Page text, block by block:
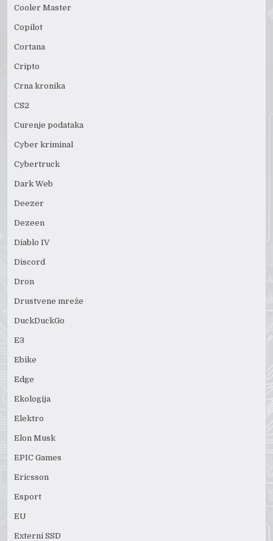
Cooler Master
Copilot
Cortana
Cripto
Crna kronika
CS2
Curenje podataka
Cyber kriminal
Cybertruck
Dark Web
Deezer
Dezeen
Diablo IV
Discord
Dron
Drustvene mreže
DuckDuckGo
E3
Ebike
Edge
Ekologija
Elektro
Elon Musk
EPIC Games
Ericsson
Esport
EU
Externi SSD